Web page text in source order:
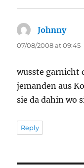
Johnnysays:
07/08/2008 at 09:45
wusste garnicht
jemanden aus
sie da dahin wo
Reply